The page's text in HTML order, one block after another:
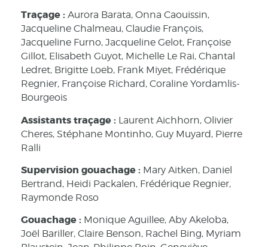
Traçage : Aurora Barata, Onna Caouissin,
Jacqueline Chalmeau, Claudie François,
Jacqueline Furno, Jacqueline Gelot, Françoise
Gillot, Elisabeth Guyot, Michelle Le Rai, Chantal
Ledret, Brigitte Loeb, Frank Miyet, Frédérique
Regnier, Françoise Richard, Coraline Yordamlis-
Bourgeois
Assistants traçage : Laurent Aichhorn, Olivier
Cheres, Stéphane Montinho, Guy Muyard, Pierre
Ralli
Supervision gouachage : Mary Aitken, Daniel
Bertrand, Heidi Packalen, Frédérique Regnier,
Raymonde Roso
Gouachage : Monique Aguillee, Aby Akeloba,
Joël Bariller, Claire Benson, Rachel Bing, Myriam